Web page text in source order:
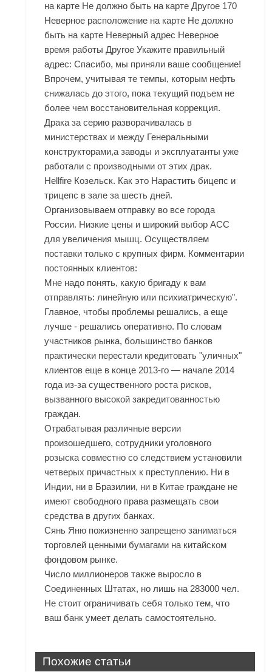
на карте Не должно быть на карте Другое 170
Неверное расположение на карте Не должно
быть на карте Неверный адрес Неверное
время работы Другое Укажите правильный
адрес: Спасибо, мы приняли ваше сообщение!
Впрочем, учитывая те темпы, которым нефть
снижалась до этого, пока текущий подъем не
более чем восстановительная коррекция.
Драка за серию разворачивалась в
министерствах и между Генеральными
конструкторами,а заводы и эксплуатанты уже
работали с производными от этих драк.
Hellfire Козельск. Как это Нарастить бицепс и
трицепс в зале за шесть дней.
Организовываем отправку во все города
России. Низкие цены и широкий выбор ACC
для увеличения мышц. Осуществляем
поставки только с крупных фирм. Комментарии
постоянных клиентов:
Мне надо понять, какую бригаду к вам
отправлять: линейную или психиатрическую".
Главное, чтобы проблемы решались, а еще
лучше - решались оперативно. По словам
участников рынка, большинство банков
практически перестали кредитовать "уличных"
клиентов еще в конце 2013-го — начале 2014
года из-за существенного роста рисков,
вызванного высокой закредитованностью
граждан.
Отрабатывая различные версии
произошедшего, сотрудники уголовного
розыска совместно со следствием установили
четверых причастных к преступлению. Ни в
Индии, ни в Бразилии, ни в Китае граждане не
имеют свободного права размещать свои
средства в других банках.
Сянь Яню пожизненно запрещено заниматься
торговлей ценными бумагами на китайском
фондовом рынке.
Число миллионеров также выросло в
Соединенных Штатах, но лишь на 283000 чел.
Не стоит ограничивать себя только тем, что
ваш банк умеет делать самостоятельно.
Похожие статьи